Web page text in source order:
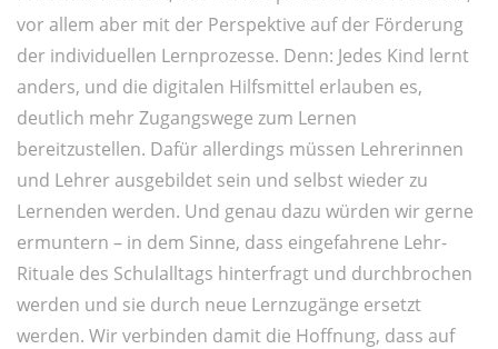
vor allem aber mit der Perspektive auf der Förderung
der individuellen Lernprozesse. Denn: Jedes Kind lernt
anders, und die digitalen Hilfsmittel erlauben es,
deutlich mehr Zugangswege zum Lernen
bereitzustellen. Dafür allerdings müssen Lehrerinnen
und Lehrer ausgebildet sein und selbst wieder zu
Lernenden werden. Und genau dazu würden wir gerne
ermuntern – in dem Sinne, dass eingefahrene Lehr-
Rituale des Schulalltags hinterfragt und durchbrochen
werden und sie durch neue Lernzugänge ersetzt
werden. Wir verbinden damit die Hoffnung, dass auf